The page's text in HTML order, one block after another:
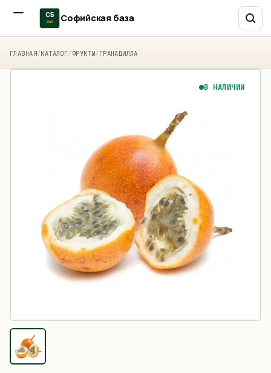
СБ
2015 Софийская база
ГЛАВНАЯ/КАТАЛОГ/ ФРУКТЫ/ ГРАНАДИЛЛА
В НАЛИЧИИ